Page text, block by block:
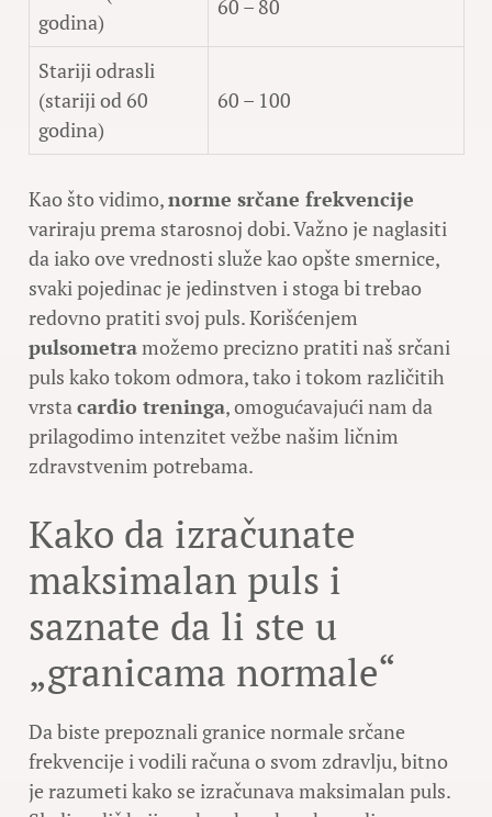
godina)
60 – 80
Stariji odrasli
(stariji od 60
godina)
60 – 100
Kao što vidimo,norme srčane frekvencije
variraju prema starosnoj dobi. Važno je naglasiti
da iako ove vrednosti služe kao opšte smernice,
svaki pojedinac je jedinstven i stoga bi trebao
redovno pratiti svoj puls. Korišćenjem
pulsometramožemo precizno pratiti naš srčani
puls kako tokom odmora, tako i tokom različitih
vrstacardio treninga, omogućavajući nam da
prilagodimo intenzitet vežbe našim ličnim
zdravstvenim potrebama.
Kako da izračunate
maksimalan puls i
saznate da li ste u
„granicama normale“
Da biste prepoznali granice normale srčane
frekvencije i vodili računa o svom zdravlju, bitno
je razumeti kako se izračunava maksimalan puls.